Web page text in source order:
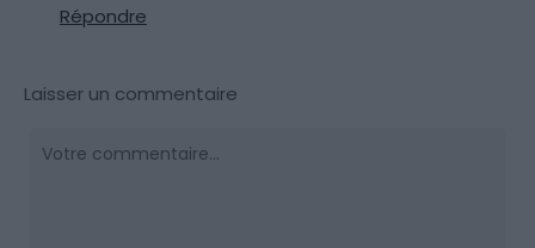
Répondre
Laisser un commentaire